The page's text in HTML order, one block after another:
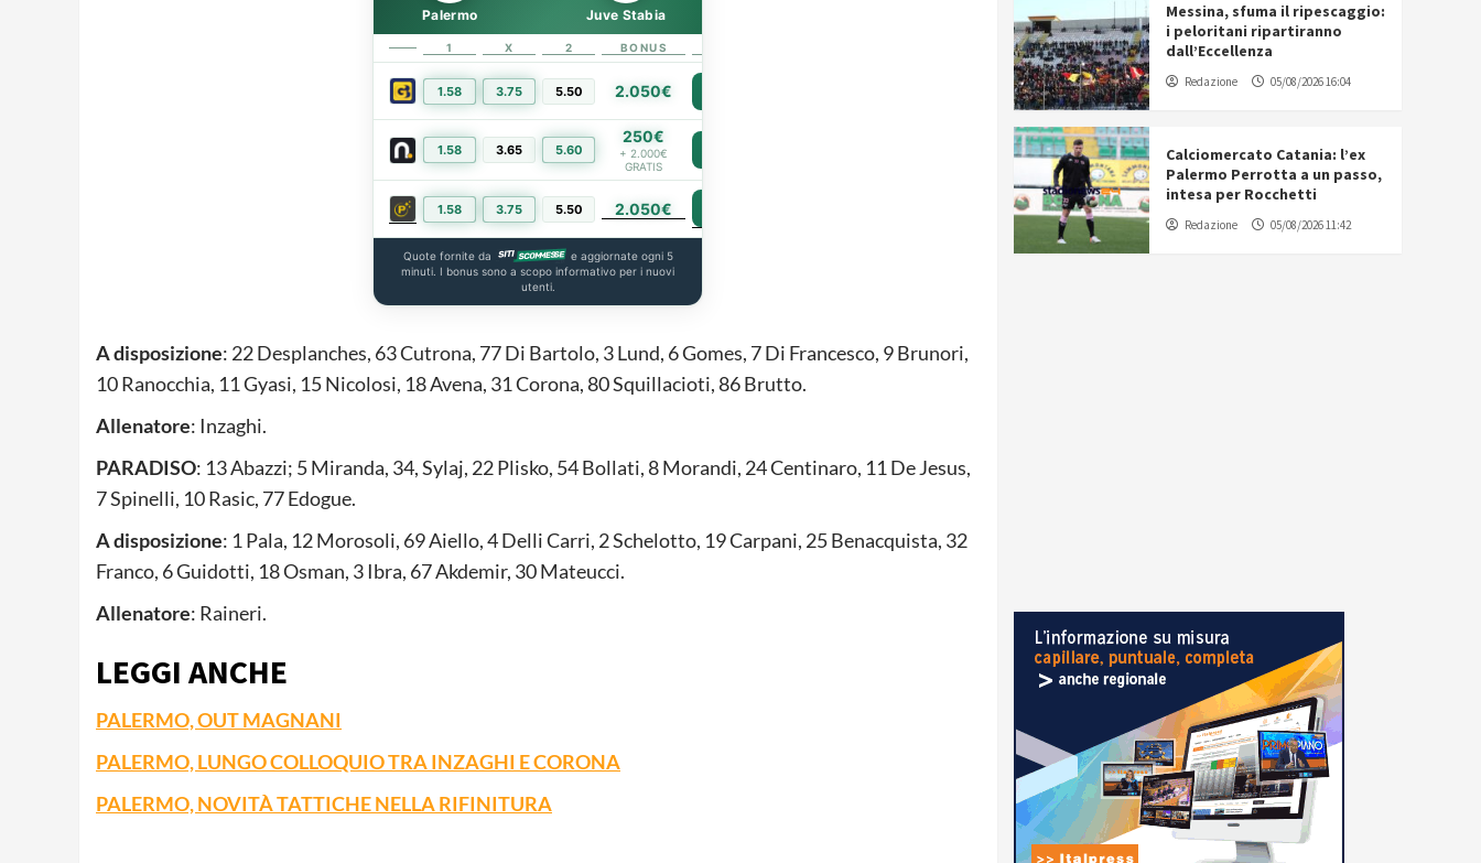
Palermo Juve Stabia
1 X 2 BONUS
1.58 3.75 5.50 2.050€
1.58 3.65 5.60
250€
+ 2.000€
GRATIS
1.58 3.75 5.50 2.050€
Quote fornite da
e aggiornate ogni 5
minuti. I bonus sono a scopo informativo per i nuovi
utenti.
A disposizione: 22 Desplanches, 63 Cutrona, 77 Di Bartolo, 3 Lund, 6 Gomes, 7 Di Francesco, 9 Brunori,
10 Ranocchia, 11 Gyasi, 15 Nicolosi, 18 Avena, 31 Corona, 80 Squillacioti, 86 Brutto.
Allenatore: Inzaghi.
PARADISO: 13 Abazzi; 5 Miranda, 34, Sylaj, 22 Plisko, 54 Bollati, 8 Morandi, 24 Centinaro, 11 De Jesus,
7 Spinelli, 10 Rasic, 77 Edogue.
A disposizione: 1 Pala, 12 Morosoli, 69 Aiello, 4 Delli Carri, 2 Schelotto, 19 Carpani, 25 Benacquista, 32
Franco, 6 Guidotti, 18 Osman, 3 Ibra, 67 Akdemir, 30 Mateucci.
Allenatore: Raineri.
LEGGI ANCHE
PALERMO, OUT MAGNANI
PALERMO, LUNGO COLLOQUIO TRA INZAGHI E CORONA
PALERMO, NOVITÀ TATTICHE NELLA RIFINITURA
Messina, sfuma il ripescaggio:
i peloritani ripartiranno
dall’Eccellenza
Redazione 05/08/2026 16:04
Calciomercato Catania: l’ex
Palermo Perrotta a un passo,
intesa per Rocchetti
Redazione 05/08/2026 11:42